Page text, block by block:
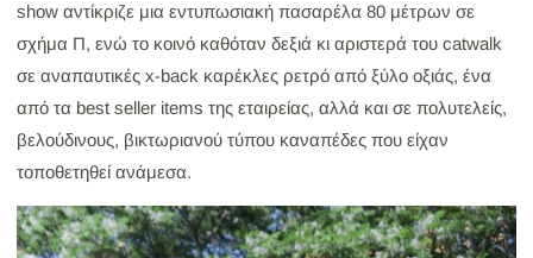
show αντίκριζε μια εντυπωσιακή πασαρέλα 80 μέτρων σε
σχήμα Π, ενώ το κοινό καθόταν δεξιά κι αριστερά του catwalk
σε αναπαυτικές x-back καρέκλες ρετρό από ξύλο οξιάς, ένα
από τα best seller items της εταιρείας, αλλά και σε πολυτελείς,
βελούδινους, βικτωριανού τύπου καναπέδες που είχαν
τοποθετηθεί ανάμεσα.